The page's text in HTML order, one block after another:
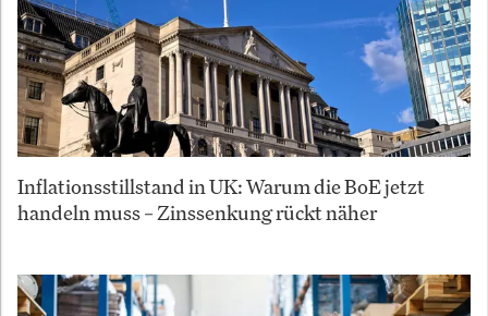
Inflationsstillstand in UK: Warum die BoE jetzt
handeln muss – Zinssenkung rückt näher